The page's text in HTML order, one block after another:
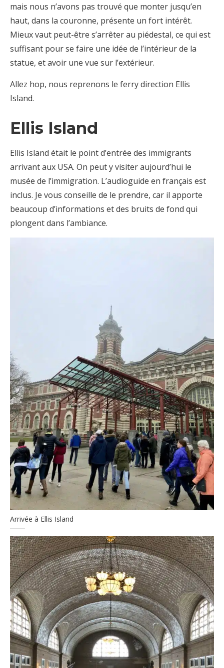
mais nous n’avons pas trouvé que monter jusqu’en
haut, dans la couronne, présente un fort intérêt.
Mieux vaut peut-être s’arrêter au piédestal, ce qui est
suffisant pour se faire une idée de l’intérieur de la
statue, et avoir une vue sur l’extérieur.
Allez hop, nous reprenons le ferry direction Ellis
Island.
Ellis Island
Ellis Island était le point d’entrée des immigrants
arrivant aux USA. On peut y visiter aujourd’hui le
musée de l’immigration. L’audioguide en français est
inclus. Je vous conseille de le prendre, car il apporte
beaucoup d’informations et des bruits de fond qui
plongent dans l’ambiance.
Arrivée à Ellis Island